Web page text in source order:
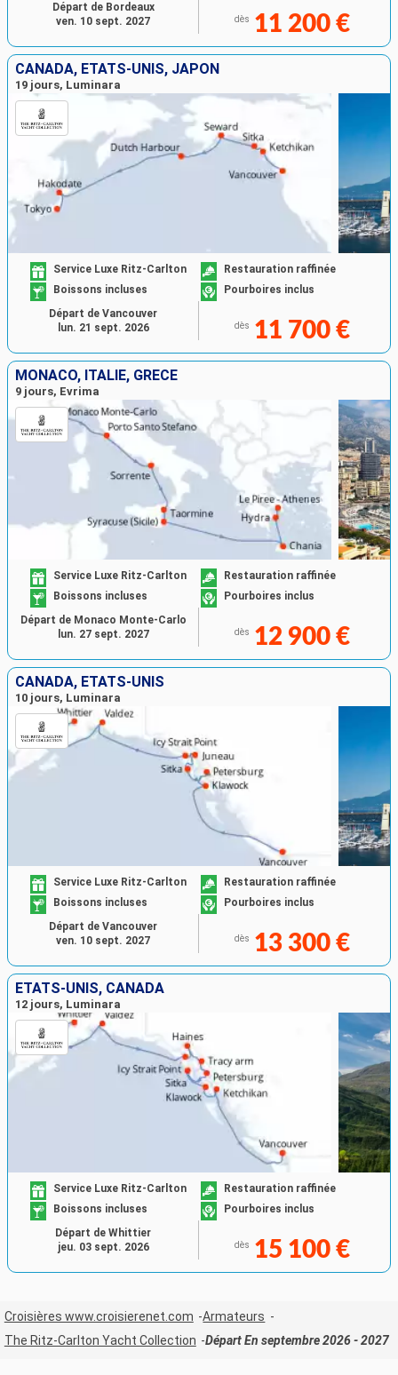
dès 11 200 €
Départ de Bordeaux
ven. 10 sept. 2027
CANADA, ÉTATS-UNIS, JAPON
19 jours, Luminara
Service Luxe Ritz-Carlton
Restauration raffinée
Boissons incluses
Pourboires inclus
dès 11 700 €
Départ de Vancouver
lun. 21 sept. 2026
MONACO, ITALIE, GRÈCE
9 jours, Evrima
Service Luxe Ritz-Carlton
Restauration raffinée
Boissons incluses
Pourboires inclus
dès 12 900 €
Départ de Monaco Monte-Carlo
lun. 27 sept. 2027
CANADA, ÉTATS-UNIS
10 jours, Luminara
Service Luxe Ritz-Carlton
Restauration raffinée
Boissons incluses
Pourboires inclus
dès 13 300 €
Départ de Vancouver
ven. 10 sept. 2027
ÉTATS-UNIS, CANADA
12 jours, Luminara
Service Luxe Ritz-Carlton
Restauration raffinée
Boissons incluses
Pourboires inclus
dès 15 100 €
Départ de Whittier
jeu. 03 sept. 2026
Croisières www.croisierenet.com
Armateurs
The Ritz-Carlton Yacht Collection
Départ En septembre 2026 - 2027